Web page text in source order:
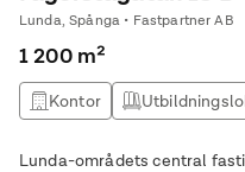
Lunda, Spånga • Fastpartner AB
1 200 m²
Kontor
Lunda-områdets central